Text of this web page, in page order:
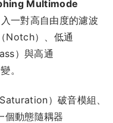
Multimode
一對高自由度的濾波
Notch）、低通
）與高通
。
）破音模組、
個動態隨耦器